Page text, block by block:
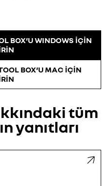
BOX’U WINDOWS İÇİN
BOX’U MAC İÇİN
tüm
yanıtları